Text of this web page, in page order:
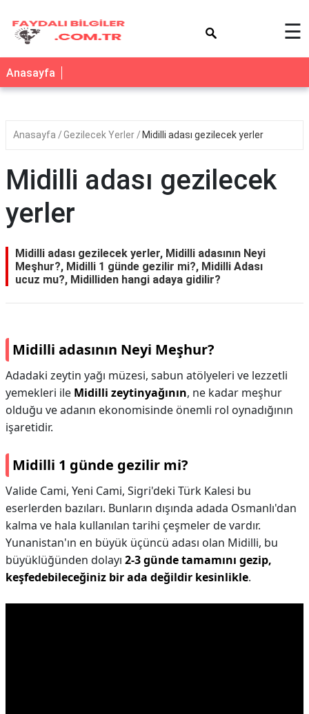
☰
Anasayfa
Anasayfa Gezilecek Yerler Midilli adası gezilecek yerler
Midilli adası gezilecek
yerler
Midilli adası gezilecek yerler, Midilli adasının Neyi
Meşhur?, Midilli 1 günde gezilir mi?, Midilli Adası
ucuz mu?, Midilliden hangi adaya gidilir?
Midilli adasının Neyi Meşhur?
Adadaki zeytin yağı müzesi, sabun atölyeleri ve lezzetli
yemekleri ile Midilli zeytinyağının, ne kadar meşhur
olduğu ve adanın ekonomisinde önemli rol oynadığının
işaretidir.
Midilli 1 günde gezilir mi?
Valide Cami, Yeni Cami, Sigri'deki Türk Kalesi bu
eserlerden bazıları. Bunların dışında adada Osmanlı'dan
kalma ve hala kullanılan tarihi çeşmeler de vardır.
Yunanistan'ın en büyük üçüncü adası olan Midilli, bu
büyüklüğünden dolayı 2-3 günde tamamını gezip,
keşfedebileceğiniz bir ada değildir kesinlikle.